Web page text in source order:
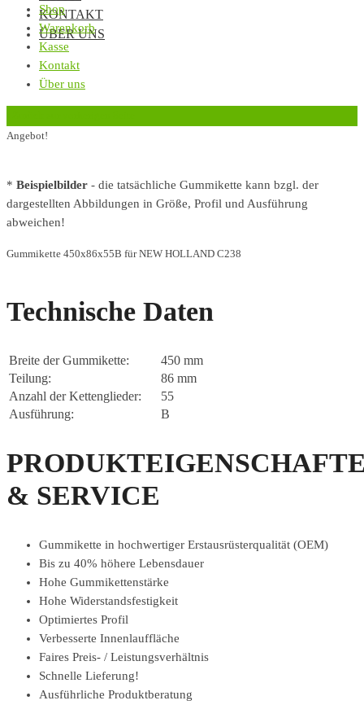
KONTAKT
ÜBER UNS
Shop
Warenkorb
Kasse
Kontakt
Über uns
Angebot!
* Beispielbilder - die tatsächliche Gummikette kann bzgl. der
dargestellten Abbildungen in Größe, Profil und Ausführung
abweichen!
Gummikette 450x86x55B für NEW HOLLAND C238
Technische Daten
Breite der Gummikette:
450 mm
Teilung:
86 mm
Anzahl der Kettenglieder:
55
Ausführung:
B
& SERVICE
Gummikette in hochwertiger Erstausrüsterqualität (OEM)
Bis zu 40% höhere Lebensdauer
Hohe Gummikettenstärke
Hohe Widerstandsfestigkeit
Optimiertes Profil
Verbesserte Innenlauffläche
Faires Preis- / Leistungsverhältnis
Schnelle Lieferung!
Ausführliche Produktberatung